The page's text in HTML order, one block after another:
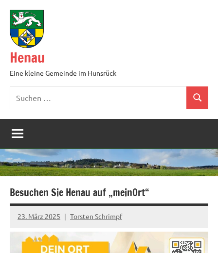
Inhalt
springen
Henau
Eine kleine Gemeinde im Hunsrück
Suchen
nach:
Suchen
Besuchen Sie Henau auf „meinOrt“
23. März 2025 Torsten Schrimpf